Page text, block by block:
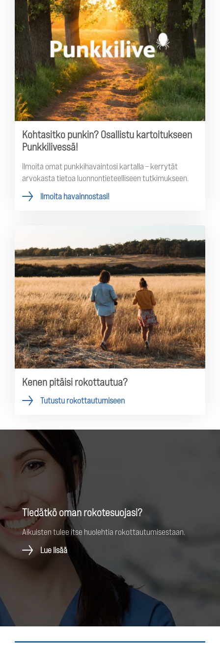
Kohtasitko punkin? Osallistu kartoitukseen
Punkkilivessä!
Ilmoita omat punkkihavaintosi kartalla – kerrytät
arvokasta tietoa luonnontieteelliseen tutkimukseen.
Ilmoita havainnostasi!
Kenen pitäisi rokottautua?
Tutustu rokottautumiseen
Tiedätkö oman rokotesuojasi?
Aikuisten tulee itse huolehtia rokottautumisestaan.
Lue lisää